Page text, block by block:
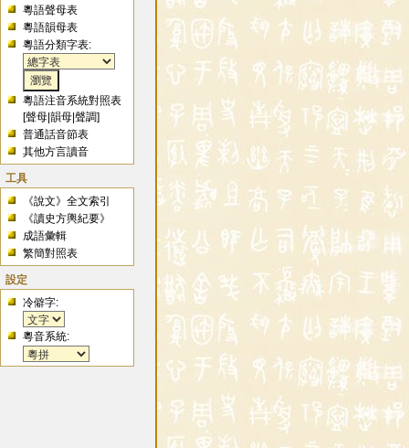
粵語聲母表
粵語韻母表
粵語分類字表:
粵語注音系統對照表
[聲母 |韻母 |聲調]
普通話音節表
其他方言讀音
工具
《說文》全文索引
《讀史方輿紀要》
成語彙輯
繁簡對照表
設定
冷僻字:
粵音系統: